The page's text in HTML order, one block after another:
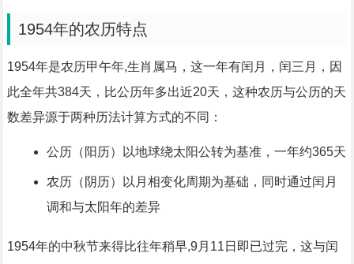
1954年的农历特点
1954年是农历甲午年,生肖属马，这一年有闰月，闰三月，因
此全年共384天，比公历年多出近20天，这种农历与公历的天
数差异源于两种历法计算方式的不同：
公历（阳历）以地球绕太阳公转为基准，一年约365天
农历（阴历）以月相变化周期为基础，同时通过闰月
调和与太阳年的差异
1954年的中秋节来得比往年稍早,9月11日即已过完，这与闰